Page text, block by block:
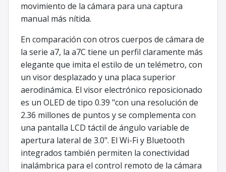
movimiento de la cámara para una captura
manual más nítida.
En comparación con otros cuerpos de cámara de
la serie a7, la a7C tiene un perfil claramente más
elegante que imita el estilo de un telémetro, con
un visor desplazado y una placa superior
aerodinámica. El visor electrónico reposicionado
es un OLED de tipo 0.39 "con una resolución de
2.36 millones de puntos y se complementa con
una pantalla LCD táctil de ángulo variable de
apertura lateral de 3.0". El Wi-Fi y Bluetooth
integrados también permiten la conectividad
inalámbrica para el control remoto de la cámara